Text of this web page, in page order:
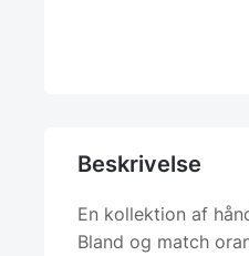
Beskrivelse
En kollektion af
Bland og match